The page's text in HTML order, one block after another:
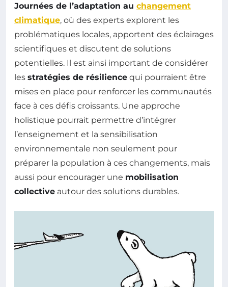
Journées de l’adaptation au changement
climatique, où des experts explorent les
problématiques locales, apportent des éclairages
scientifiques et discutent de solutions
potentielles. Il est ainsi important de considérer
les stratégies de résilience qui pourraient être
mises en place pour renforcer les communautés
face à ces défis croissants. Une approche
holistique pourrait permettre d’intégrer
l’enseignement et la sensibilisation
environnementale non seulement pour
préparer la population à ces changements, mais
aussi pour encourager une mobilisation
collective autour des solutions durables.